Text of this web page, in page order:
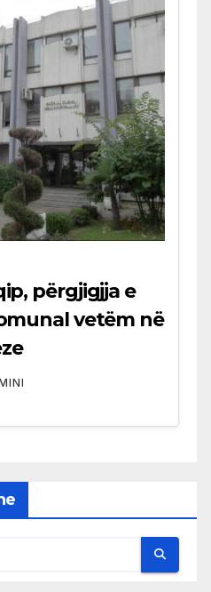
përgjigjja e
vetëm në